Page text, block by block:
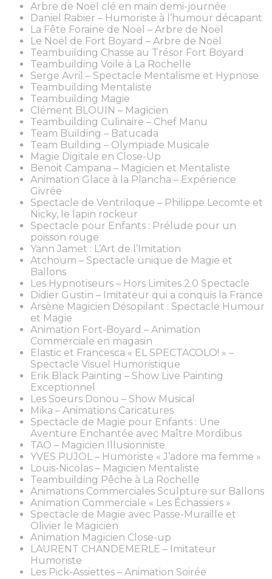
Arbre de Noël clé en main demi-journée
Daniel Rabier – Humoriste à l’humour décapant
La Fête Foraine de Noël – Arbre de Noël
Le Noël de Fort Boyard – Arbre de Noël
Teambuilding Chasse au Trésor Fort Boyard
Teambuilding Voile à La Rochelle
Serge Avril – Spectacle Mentalisme et Hypnose
Teambuilding Mentaliste
Teambuilding Magie
Clément BLOUIN – Magicien
Teambuilding Culinaire – Chef Manu
Team Building – Batucada
Team Building – Olympiade Musicale
Magie Digitale en Close-Up
Benoit Campana – Magicien et Mentaliste
Animation Glace à la Plancha – Expérience
Givrée
Spectacle de Ventriloque – Philippe Lecomte et
Nicky, le lapin rockeur
Spectacle pour Enfants : Prélude pour un
poisson rouge
Yann Jamet : L’Art de l’Imitation
Atchoum – Spectacle unique de Magie et
Ballons
Les Hypnotiseurs – Hors Limites 2.0 Spectacle
Didier Gustin – Imitateur qui a conquis la France
Arsène Magicien Désopilant : Spectacle Humour
et Magie
Animation Fort-Boyard – Animation
Commerciale en magasin
Elastic et Francesca « EL SPECTACOLO! » –
Spectacle Visuel Humoristique
Erik Black Painting – Show Live Painting
Exceptionnel
Les Soeurs Donou – Show Musical
Mika – Animations Caricatures
Spectacle de Magie pour Enfants : Une
Aventure Enchantée avec Maître Mordibus
TAO – Magicien Illusionniste
YVES PUJOL – Humoriste « J’adore ma femme »
Louis-Nicolas – Magicien Mentaliste
Teambuilding Pêche à La Rochelle
Animations Commerciales Sculpture sur Ballons
Animation Commerciale « Les Échassiers »
Spectacle de Magie avec Passe-Muraille et
Olivier le Magicien
Animation Magicien Close-up
LAURENT CHANDEMERLE – Imitateur
Humoriste
Les Pick-Assiettes – Animation Soirée